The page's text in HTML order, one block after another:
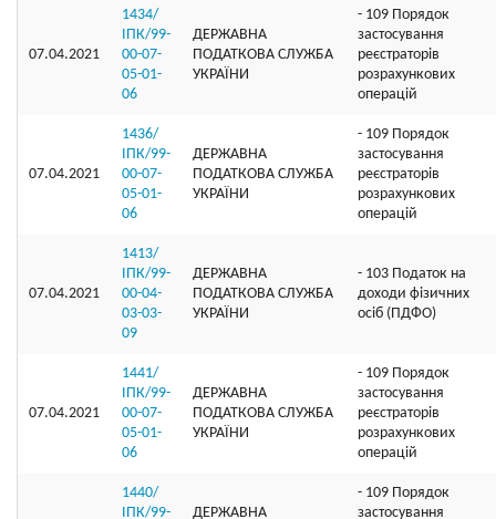
07.04.2021
1434/
ІПК/99-
00-07-
05-01-
06
ДЕРЖАВНА
ПОДАТКОВА СЛУЖБА
УКРАЇНИ
- 109 Порядок
застосування
реєстраторів
розрахункових
операцій
07.04.2021
1436/
ІПК/99-
00-07-
05-01-
06
ДЕРЖАВНА
ПОДАТКОВА СЛУЖБА
УКРАЇНИ
- 109 Порядок
застосування
реєстраторів
розрахункових
операцій
07.04.2021
1413/
ІПК/99-
00-04-
03-03-
09
ДЕРЖАВНА
ПОДАТКОВА СЛУЖБА
УКРАЇНИ
- 103 Податок на
доходи фізичних
осіб (ПДФО)
07.04.2021
1441/
ІПК/99-
00-07-
05-01-
06
ДЕРЖАВНА
ПОДАТКОВА СЛУЖБА
УКРАЇНИ
- 109 Порядок
застосування
реєстраторів
розрахункових
операцій
1440/
ІПК/99-
ДЕРЖАВНА
- 109 Порядок
застосування